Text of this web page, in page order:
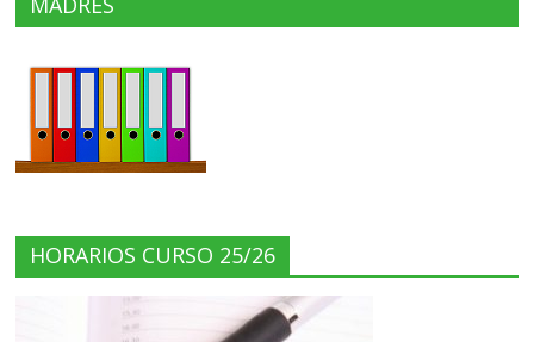
HORARIOS CURSO 25/26